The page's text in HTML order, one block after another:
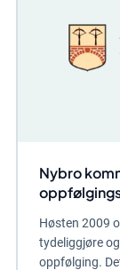
Nybro
Høsten 2009
tydeliggjøre
oppfølging.